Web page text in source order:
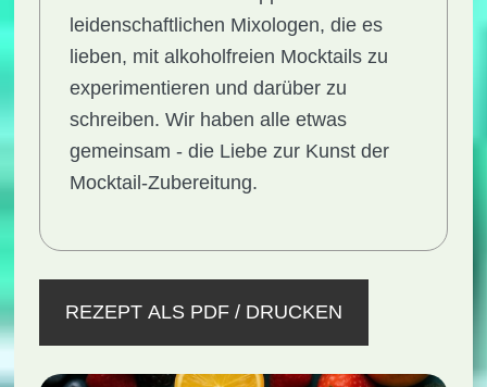
leidenschaftlichen Mixologen, die es
lieben, mit alkoholfreien Mocktails zu
experimentieren und darüber zu
schreiben. Wir haben alle etwas
gemeinsam - die Liebe zur Kunst der
Mocktail-Zubereitung.
REZEPT ALS PDF / DRUCKEN